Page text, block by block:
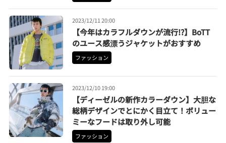
2023/12/11 20:00
【今年はカラフルダウンが流行!?】BoTT
のユース感漂うジャケットがおすすめ
ファッション
2023/12/10 19:00
【ディーゼルの新作カラーダウン】大胆な
総柄デザインでとにかく目立て！ボリュー
ミーなフードは取り外し可能
ファッション